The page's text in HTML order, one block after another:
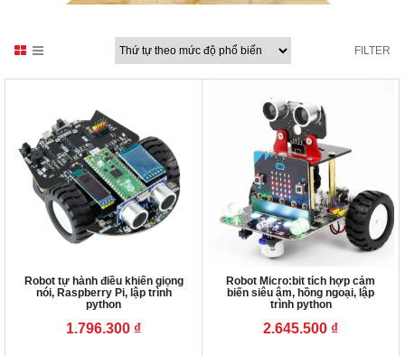
FILTER
Robot tự hành điều khiển giọng
nói, Raspberry Pi, lập trình
python
1.796.300 ₫
Robot Micro:bit tích hợp cảm
biến siêu âm, hồng ngoại, lập
trình python
2.645.500 ₫